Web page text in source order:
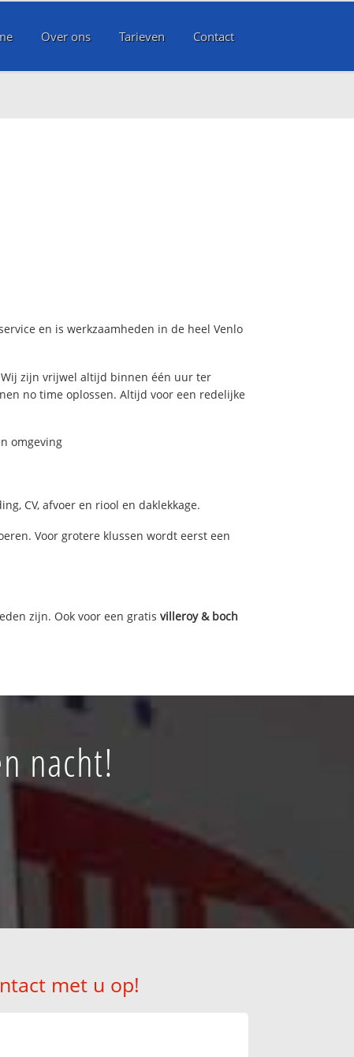
Over ons Tarieven Contact
en is werkzaamheden in de heel Venlo
zijn vrijwel altijd binnen één uur ter
no time oplossen. Altijd voor een redelijke
omgeving
CV, afvoer en riool en daklekkage.
Voor grotere klussen wordt eerst een
zijn. Ook voor een gratisvilleroy & boch
nacht!
met u op!